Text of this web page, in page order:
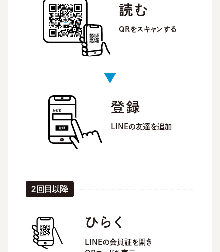
読む
QRをスキャンする
登録
LINEの友達を追加
2回目以降
ひらく
LINEの会員証を開き